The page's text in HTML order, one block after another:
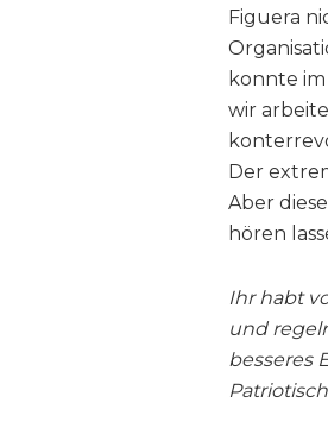
Figuera
konnte
wir
Der
Aber
hören
Ihr habt
und
besseres